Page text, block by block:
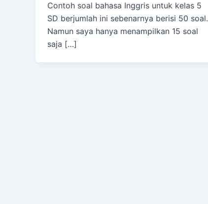
Contoh soal bahasa Inggris untuk kelas 5
SD berjumlah ini sebenarnya berisi 50 soal.
Namun saya hanya menampilkan 15 soal
saja […]